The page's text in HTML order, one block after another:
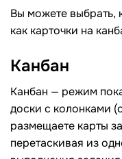
Вы можете выбрать,
как карточки на
Канбан
Канбан — режим
доски с колонками
размещаете карты
перетаскивая из